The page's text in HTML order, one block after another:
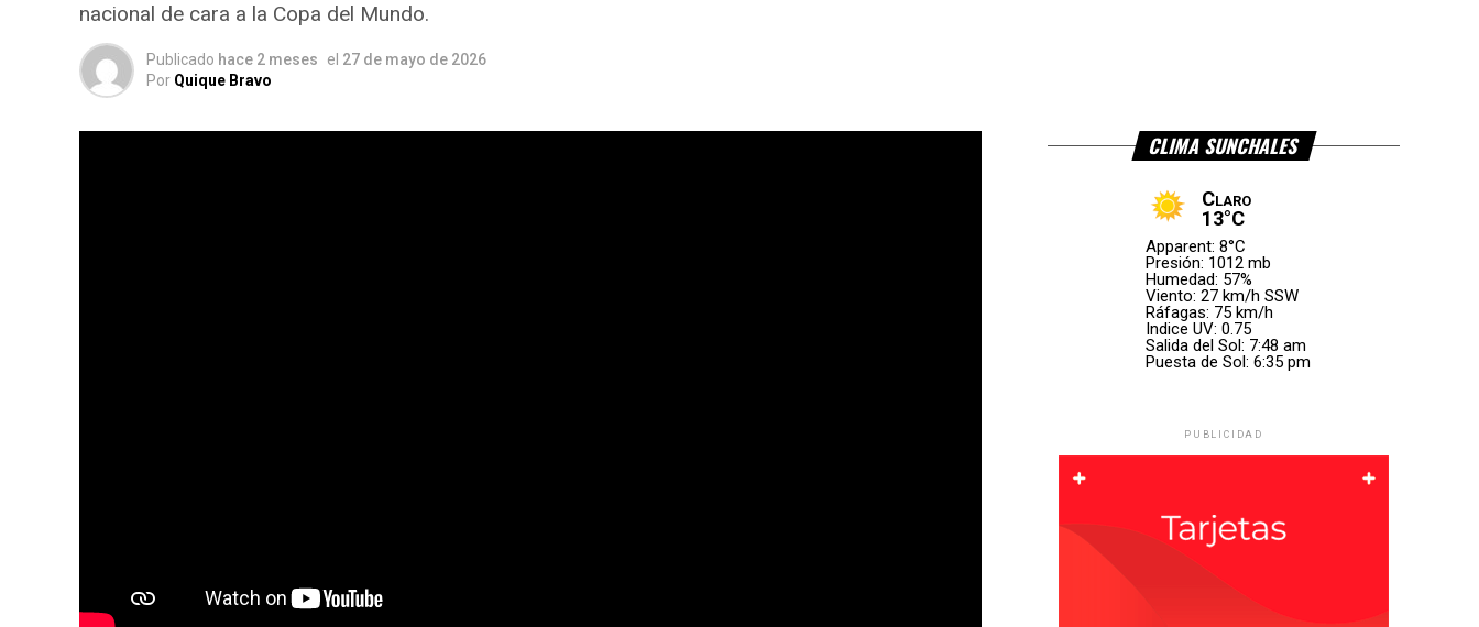
nacional de cara a la Copa del Mundo.
Publicado hace 2 meses el 27 de mayo de 2026
Por Quique Bravo
CLIMA SUNCHALES
Claro
13°C
Apparent: 8°C
Presión: 1012 mb
Humedad: 57%
Viento: 27 km/h SSW
Ráfagas: 75 km/h
Indice UV: 0.75
Salida del Sol: 7:48 am
Puesta de Sol: 6:35 pm
PUBLICIDAD